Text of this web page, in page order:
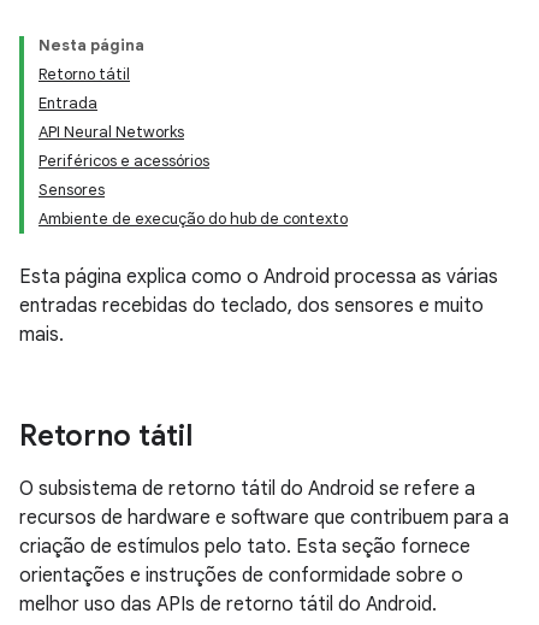
Nesta página
Retorno tátil
Entrada
API Neural Networks
Periféricos e acessórios
Sensores
Ambiente de execução do hub de contexto
Esta página explica como o Android processa as várias
entradas recebidas do teclado, dos sensores e muito
mais.
Retorno tátil
O subsistema de retorno tátil do Android se refere a
recursos de hardware e software que contribuem para a
criação de estímulos pelo tato. Esta seção fornece
orientações e instruções de conformidade sobre o
melhor uso das APIs de retorno tátil do Android.